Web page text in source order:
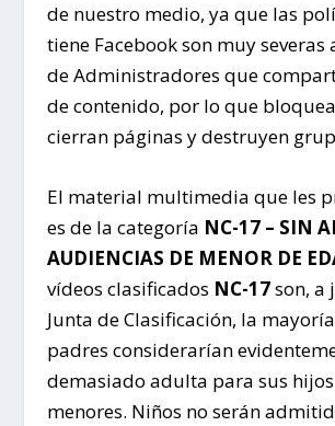
de nuestro medio, ya que las
tiene Facebook son muy severas
de Administradores que
de contenido, por lo que
cierran páginas y destruyen
El material multimedia que les
es de la categoría NC-17 – SIN
AUDIENCIAS DE MENOR DE
vídeos clasificados NC-17son, a
Junta de Clasificación, la
padres considerarían
demasiado adulta para sus
menores. Niños no serán